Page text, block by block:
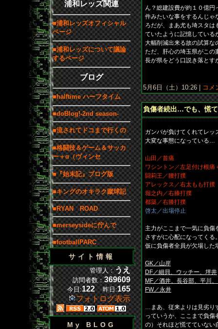
浦和レッズ関連
■浦和レッズオフィシャル
ページ
■浦和レッズについて議論
するページ
ブログ
■halftime ハーフタイム
■doBlog!-2nd season-
■流されてドコまで行くの
■格闘技＆ゲーム＆サッカ
ー＋α（ヴィンセ
■『始末記』ブログ版
■キングのオキラク蹴球記
■RYAN ROAD
■merseysideに佇んで
■footballPARC
サイト情報
管理人：うえ
訪問者数：369609
今日:122 昨日:165
フォトログ表示
My BLOG
ん？総建設費が約１０億
件みたいな事をするんじゃ
ろだが、まあ尤も埼スタ
ていたように記憶している
大幅削減出来る故の試算な
ただ、肝心の埼玉県がこの
長が県をどう口説き落とす
5月6日（土）10:26 | コメ
負傷者続出…でも、慌
ガンバが負けてくれてレ
大変な事態になっている…
山田／首痛
ワシントン／左足付け根痛
闘莉王／腰打撲
アレックス／右太もも打撲
堀之内／右膝打撲
都築／右膝打撲
啓太／出場停止
主力がここまで一気に負
さすがに心配になってくる
仮に負傷者全員が欠場し
GK／山岸
DF／細貝、ウッチー、坪井
MF／酒井、長谷部、平川
FW／永井
…まあ、従来よりは見劣り
っていうか、ここまで負
の）それほど慌てていない